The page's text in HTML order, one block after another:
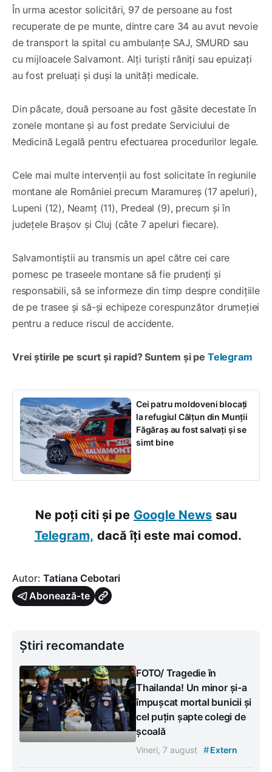
În urma acestor solicitări, 97 de persoane au fost
recuperate de pe munte, dintre care 34 au avut nevoie
de transport la spital cu ambulanțe SAJ, SMURD sau
cu mijloacele Salvamont. Alţi turiști răniți sau epuizați
au fost preluați și duși la unități medicale.
Din păcate, două persoane au fost găsite decestate în
zonele montane și au fost predate Serviciului de
Medicină Legală pentru efectuarea procedurilor legale.
Cele mai multe intervenţii au fost solicitate în regiunile
montane ale României precum Maramureș (17 apeluri),
Lupeni (12), Neamț (11), Predeal (9), precum și în
județele Brașov și Cluj (câte 7 apeluri fiecare).
Salvamontiștii au transmis un apel către cei care
pornesc pe traseele montane să fie prudenți și
responsabili, să se informeze din timp despre condițiile
de pe trasee și să-și echipeze corespunzător drumeției
pentru a reduce riscul de accidente.
Vrei știrile pe scurt și rapid? Suntem și pe Telegram
Cei patru moldoveni blocaţi
la refugiul Călţun din Munţii
Făgăraş au fost salvați și se
simt bine
Ne poți citi și pe Google News sau
Telegram, dacă îți este mai comod.
Autor: Tatiana Cebotari
Abonează-te
Știri recomandate
FOTO/ Tragedie în
Thailanda! Un minor și-a
împușcat mortal bunicii și
cel puțin șapte colegi de
școală
Vineri, 7 august #Extern